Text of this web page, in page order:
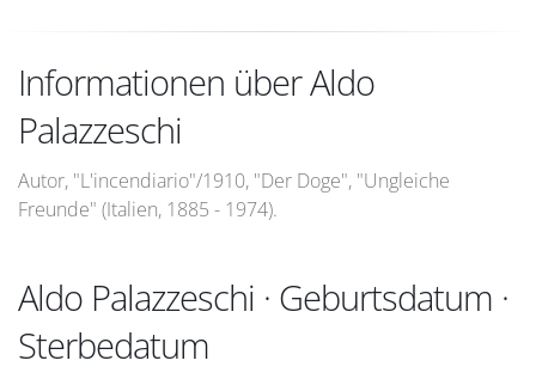
Informationen über Aldo
Palazzeschi
Autor, "L'incendiario"/1910, "Der Doge", "Ungleiche
Freunde" (Italien, 1885 - 1974).
Aldo Palazzeschi · Geburtsdatum ·
Sterbedatum